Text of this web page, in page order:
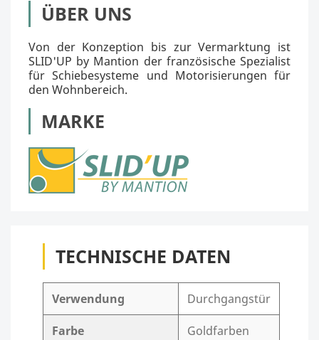
ÜBER UNS
Von der Konzeption bis zur Vermarktung ist
SLID'UP by Mantion der französische Spezialist
für Schiebesysteme und Motorisierungen für
den Wohnbereich.
MARKE
TECHNISCHE DATEN
Verwendung Durchgangstür
Farbe Goldfarben